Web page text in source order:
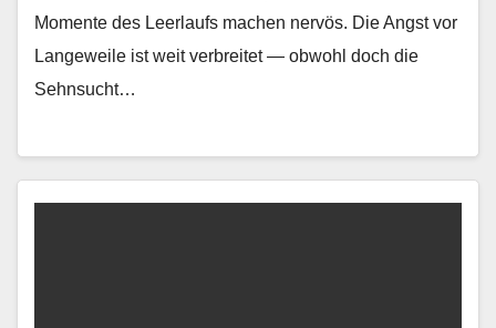
Momente des Leer­laufs machen nervös. Die Angst vor
Langeweile ist weit ver­bre­it­et — obwohl doch die
Sehn­sucht…